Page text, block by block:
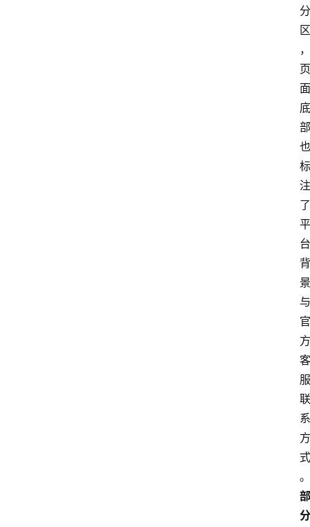
分
区
，
页
面
底
部
也
标
注
了
平
台
背
景
与
官
方
客
服
联
系
方
式
。
部
分